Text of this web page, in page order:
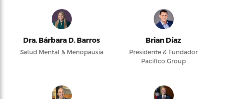
Dra. Bárbara D. Barros
Salud Mental & Menopausia
Brian Díaz
Presidente & Fundador
Pacifico Group